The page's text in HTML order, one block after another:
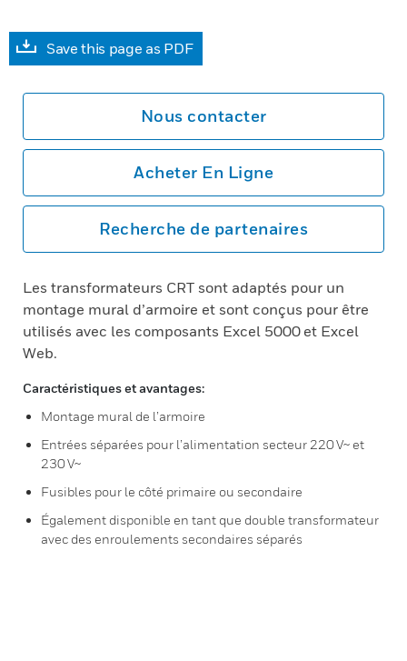
Save this page as PDF
Nous contacter
Acheter En Ligne
Recherche de partenaires
Les transformateurs CRT sont adaptés pour un
montage mural d’armoire et sont conçus pour être
utilisés avec les composants Excel 5000 et Excel
Web.
Caractéristiques et avantages:
Montage mural de l’armoire
Entrées séparées pour l’alimentation secteur 220 V~ et
230 V~
Fusibles pour le côté primaire ou secondaire
Également disponible en tant que double transformateur
avec des enroulements secondaires séparés